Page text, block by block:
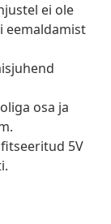
ei ole
eemaldamist
osa ja
5V